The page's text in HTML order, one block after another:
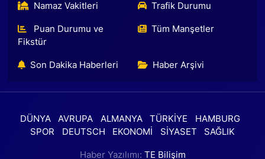
Namaz Vakitleri Trafik Durumu
Puan Durumu ve
Fikstür
Tüm Manşetler
Son Dakika Haberleri Haber Arşivi
DÜNYA AVRUPA ALMANYA TÜRKİYE
HAMBURG
SPOR
DEUTSCH EKONOMİ SİYASET SAĞLIK
Haber Yazılımı: TE Bilişim